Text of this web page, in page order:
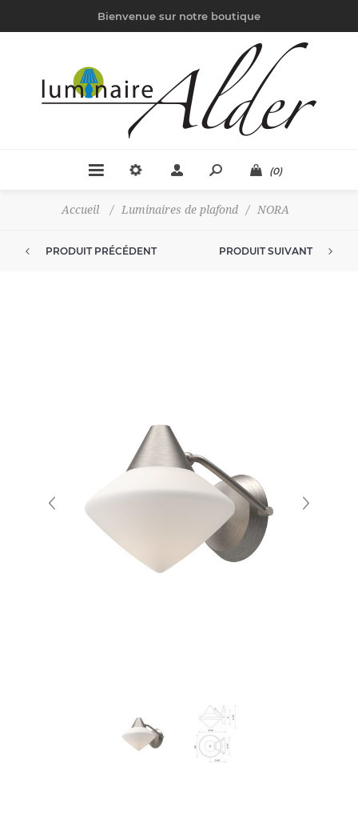
Bienvenue sur notre boutique
(0)
Accueil / Luminaires de plafond / NORA
PRODUIT PRÉCÉDENT PRODUIT SUIVANT